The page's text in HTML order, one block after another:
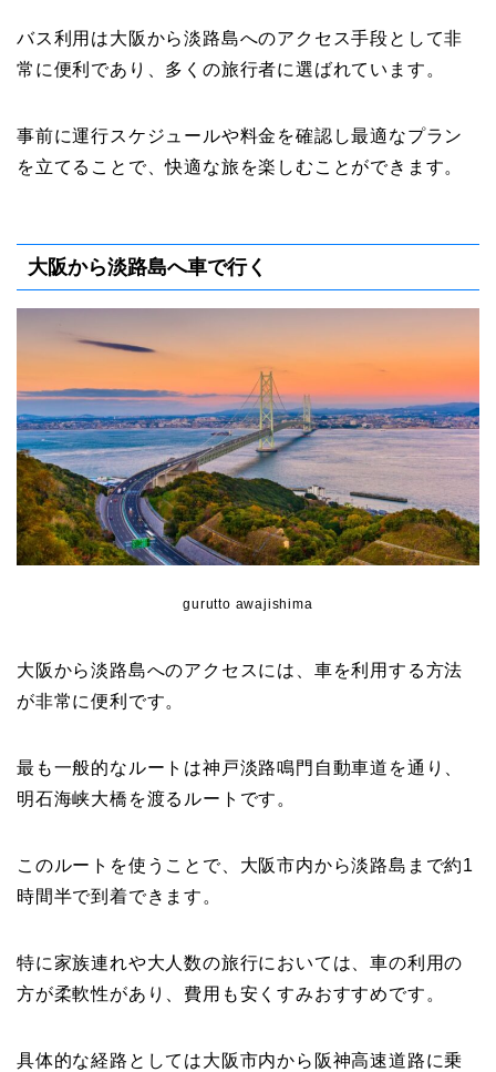
バス利用は大阪から淡路島へのアクセス手段として非
常に便利であり、多くの旅行者に選ばれています。
事前に運行スケジュールや料金を確認し最適なプラン
を立てることで、快適な旅を楽しむことができます。
大阪から淡路島へ車で行く
gurutto awajishima
大阪から淡路島へのアクセスには、車を利用する方法
が非常に便利です。
最も一般的なルートは神戸淡路鳴門自動車道を通り、
明石海峡大橋を渡るルートです。
このルートを使うことで、大阪市内から淡路島まで約1
時間半で到着できます。
特に家族連れや大人数の旅行においては、車の利用の
方が柔軟性があり、費用も安くすみおすすめです。
具体的な経路としては大阪市内から阪神高速道路に乗